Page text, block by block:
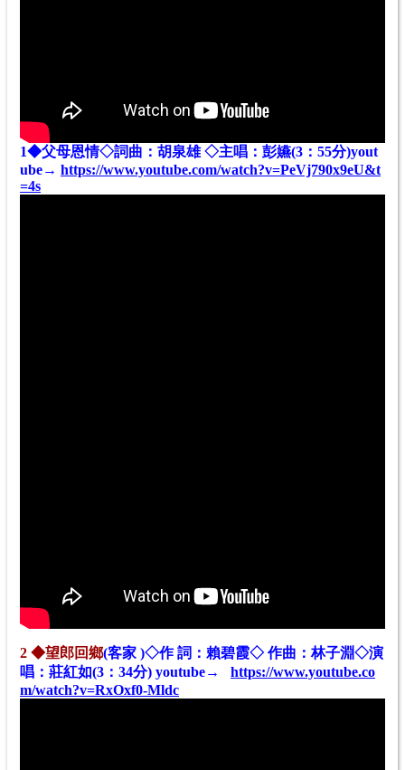
1◆父母恩情◇詞曲：胡泉雄 ◇主唱：彭嬿(3：55分)yout
ube→ https://www.youtube.com/watch?v=PeVj790x9eU&t
=4s
2 ◆望郎回鄉(客家 )◇作 詞：賴碧霞◇ 作曲：林子淵◇演
唱：莊紅如(3：34分) youtube→
https://www.youtube.co
m/watch?v=RxOxf0-Mldc